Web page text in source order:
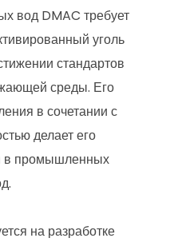
вод DMAC требует
уголь
стандартов
среды. Его
в сочетании с
делает его
в промышленных
на разработке